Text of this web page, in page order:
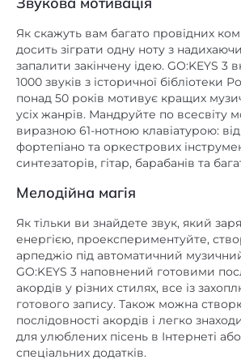
Навушники є
Дисплей +, Graphic LCD
Акустична система,
кількість
динаміків/розмір/
потужність
2/12 x 6 см
Живлення
Адаптер
(AA, HR6) x 8
Розміри (ШxГхВ),
см
95 x 28,6 x 8,7
Вага, кг 4,5
Колір/обробка червоний
Комплектація
блок живлення
Як скажуть вам багато провідних
досить зіграти одну ноту з
запалити закінчену ідею. GO:KEYS 3
1000 звуків з історичної бібліотеки
понад 50 років мотивує кращих
усіх жанрів. Мандруйте по всесвіту
виразною 61-нотною клавіатурою:
фортепіано та оркестрових
синтезаторів, гітар, барабанів та
Мелодійна магія
Як тільки ви знайдете звук, який
енергією, проекспериментуйте,
арпеджіо під автоматичний
GO:KEYS 3 наповнений готовими
акордів у різних стилях, все із
готового запису. Також можна
послідовності акордів і легко
для улюблених пісень в Інтернеті
спеціальних додатків.